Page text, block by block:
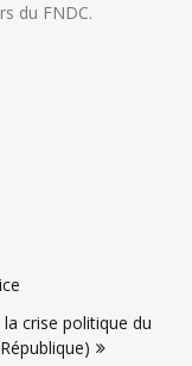
du FNDC.
crise politique du